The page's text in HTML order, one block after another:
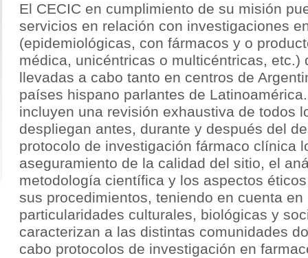
El CECIC en cumplimiento de su misión
servicios en relación con investigaciones
(epidemiológicas, con fármacos y o
médica, unicéntricas o multicéntricas, etc.)
llevadas a cabo tanto en centros de
países hispano parlantes de
incluyen una revisión exhaustiva de todos
despliegan antes, durante y después del
protocolo de investigación fármaco clínica
aseguramiento de la calidad del sitio, el
metodología científica y los aspectos
sus procedimientos, teniendo en cuenta
particularidades culturales, biológicas y
caracterizan a las distintas comunidades
cabo protocolos de investigación en